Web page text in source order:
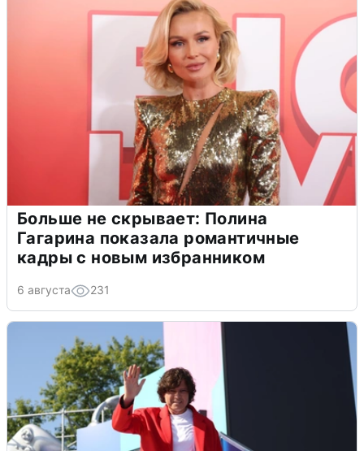
Больше не скрывает: Полина
Гагарина показала романтичные
кадры с новым избранником
6 августа 231